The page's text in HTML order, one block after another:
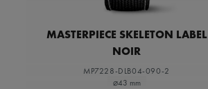
MASTERPIECE SKELETON LABEL
NOIR
MP7228-DLB04-090-2
⌀43 mm